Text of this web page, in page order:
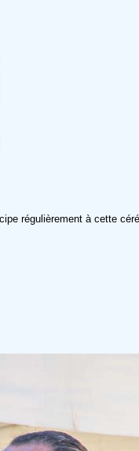
régulièrement à cette